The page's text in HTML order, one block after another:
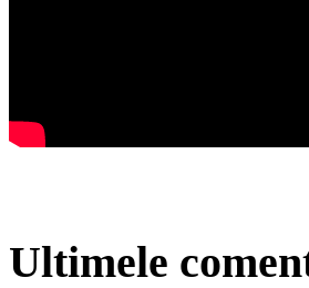
Ultimele